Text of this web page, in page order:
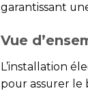
garantissant
Vue
L’installation
pour assurer le